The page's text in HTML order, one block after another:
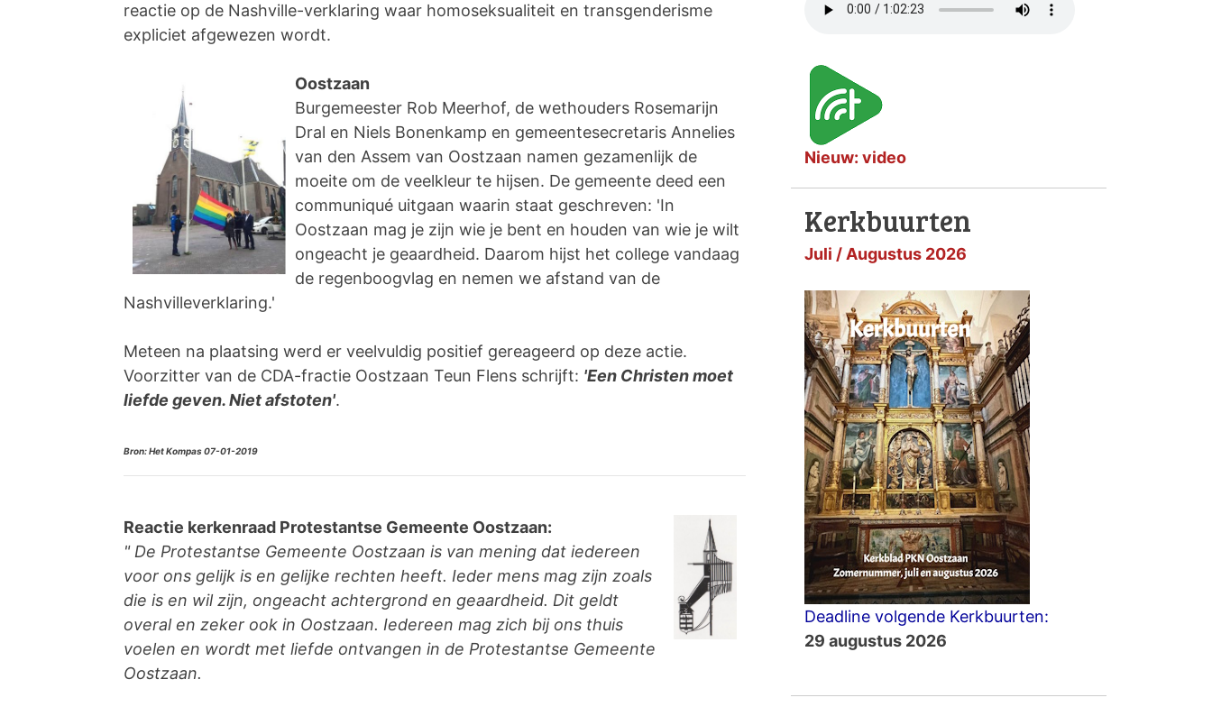
reactie op de Nashville-verklaring waar homoseksualiteit en transgenderisme
expliciet afgewezen wordt.
Oostzaan
Burgemeester Rob Meerhof, de wethouders Rosemarijn
Dral en Niels Bonenkamp en gemeentesecretaris Annelies
van den Assem van Oostzaan namen gezamenlijk de
moeite om de veelkleur te hijsen. De gemeente deed een
communiqué uitgaan waarin staat geschreven: 'In
Oostzaan mag je zijn wie je bent en houden van wie je wilt
ongeacht je geaardheid. Daarom hijst het college vandaag
de regenboogvlag en nemen we afstand van de
Nashvilleverklaring.'
Meteen na plaatsing werd er veelvuldig positief gereageerd op deze actie.
Voorzitter van de CDA-fractie Oostzaan Teun Flens schrijft: 'Een Christen moet
liefde geven. Niet afstoten'.
Bron: Het Kompas 07-01-2019
Reactie kerkenraad Protestantse Gemeente Oostzaan:
" De Protestantse Gemeente Oostzaan is van mening dat iedereen
voor ons gelijk is en gelijke rechten heeft. Ieder mens mag zijn zoals
die is en wil zijn, ongeacht achtergrond en geaardheid. Dit geldt
overal en zeker ook in Oostzaan. Iedereen mag zich bij ons thuis
voelen en wordt met liefde ontvangen in de Protestantse Gemeente
Oostzaan.
Nieuw: video
Kerkbuurten
Juli / Augustus 2026
Deadline volgende Kerkbuurten:
29 augustus 2026